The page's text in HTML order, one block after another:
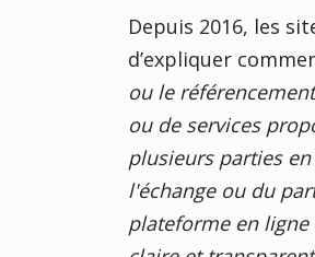
Depuis 2016, les
d’expliquer
ou le
ou de services
plusieurs parties
l'échange ou du
plateforme en